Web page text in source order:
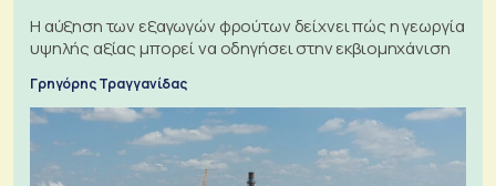
Η αύξηση των εξαγωγών φρούτων δείχνει πώς η γεωργία
υψηλής αξίας μπορεί να οδηγήσει στην εκβιομηχάνιση
Γρηγόρης Τραγγανίδας